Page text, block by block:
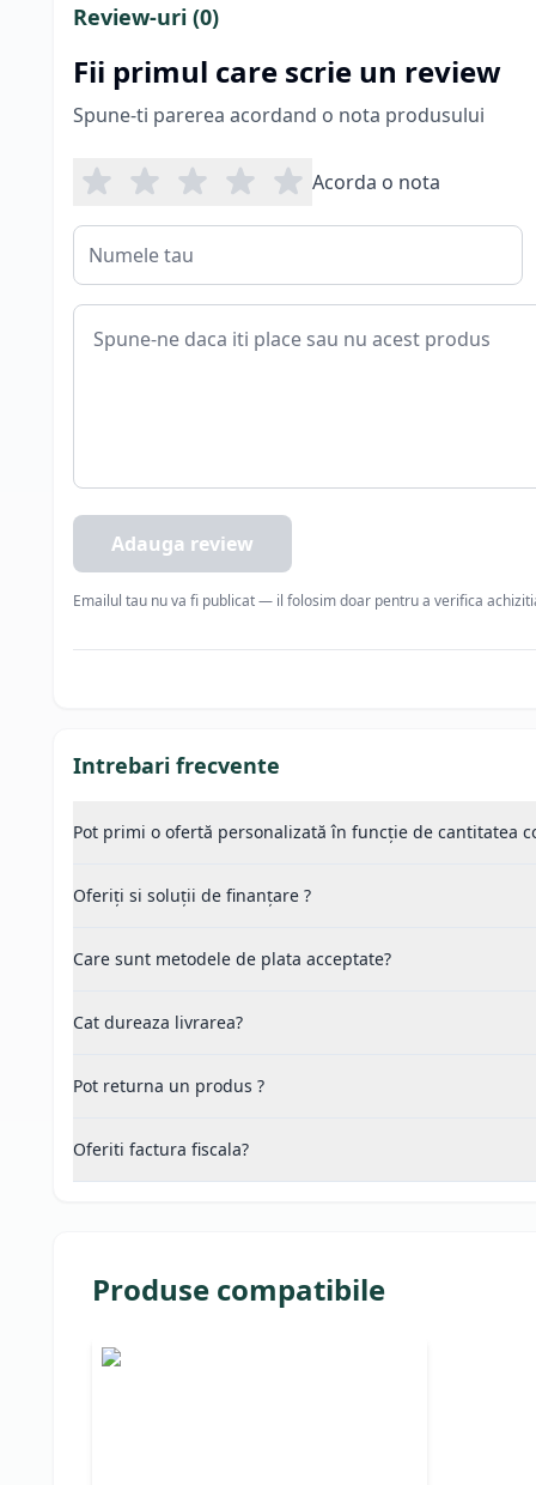
Review-uri (0)
Fii primul care scrie un review
Spune-ti parerea acordand o nota produsului
Acorda o nota
Adauga review
Emailul tau nu va fi publicat — il folosim doar pentru a verifica
Intrebari frecvente
Pot primi o ofertă personalizată în funcție de cantitatea
Oferiți si soluții de finanțare ?
Care sunt metodele de plata acceptate?
Cat dureaza livrarea?
Pot returna un produs ?
Oferiti factura fiscala?
Produse compatibile